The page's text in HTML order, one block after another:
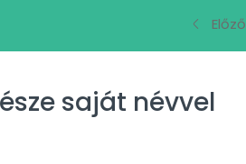
Előző
saját névvel